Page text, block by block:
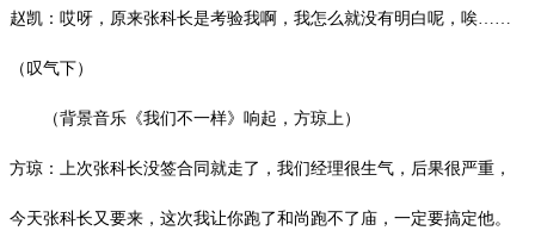
赵凯：哎呀，原来张科长是考验我啊，我怎么就没有明白呢，唉
（叹气下）
（背景音乐《我们不一样》响起，方琼上）
方琼：上次张科长没签合同就走了，我们经理很生气，后果很严重，
今天张科长又要来，这次我让你跑了和尚跑不了庙，一定要搞定他。